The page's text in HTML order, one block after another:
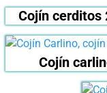
Cojín cerditos
Cojín